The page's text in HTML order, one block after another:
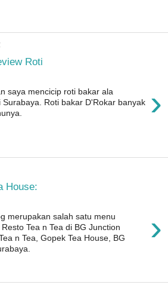
Roti
›
saya mencicip roti bakar ala
Surabaya. Roti bakar D'Rokar banyak
House:
›
merupakan salah satu menu
Tea n Tea di BG Junction
n Tea, Gopek Tea House, BG